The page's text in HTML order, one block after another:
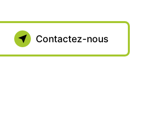
Contactez-nous